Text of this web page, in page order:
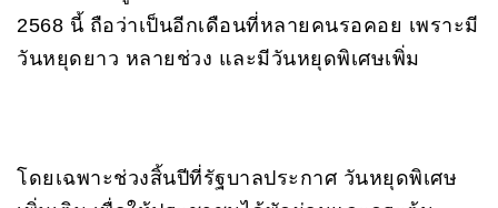
2568 นี้ ถือว่าเป็นอีกเดือนที่หลายคนรอคอย เพราะมี
วันหยุดยาว หลายช่วง และมีวันหยุดพิเศษเพิ่ม
โดยเฉพาะช่วงสิ้นปีที่รัฐบาลประกาศ วันหยุดพิเศษ